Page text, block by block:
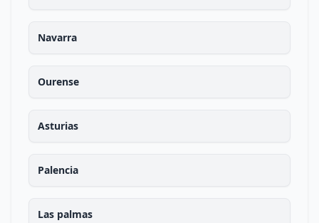
Navarra
Ourense
Asturias
Palencia
Las palmas